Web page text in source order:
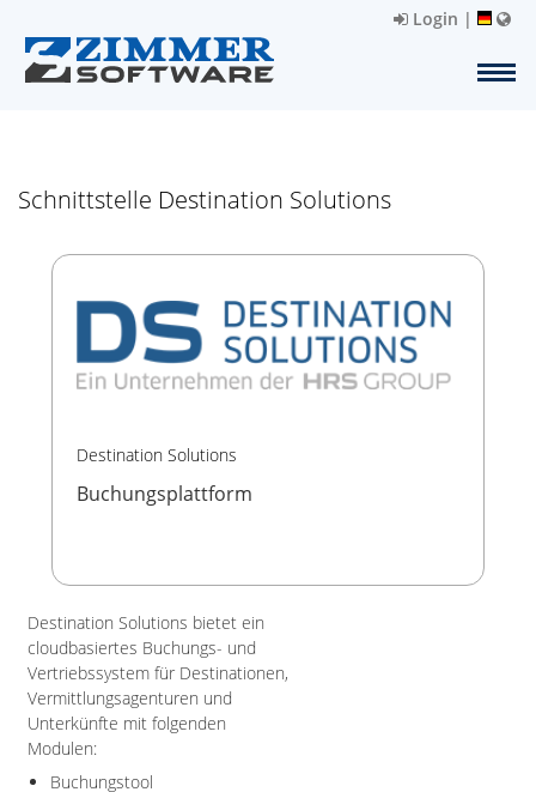
Login |
Schnittstelle Destination Solutions
Destination Solutions
Buchungsplattform
Destination Solutions bietet ein
cloudbasiertes Buchungs- und
Vertriebssystem für Destinationen,
Vermittlungsagenturen und
Unterkünfte mit folgenden
Modulen:
Buchungstool